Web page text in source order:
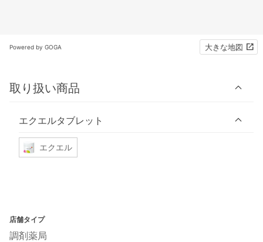
Powered by GOGA 大きな地図
取り扱い商品
エクエルタブレット
エクエル
店舗タイプ
調剤薬局